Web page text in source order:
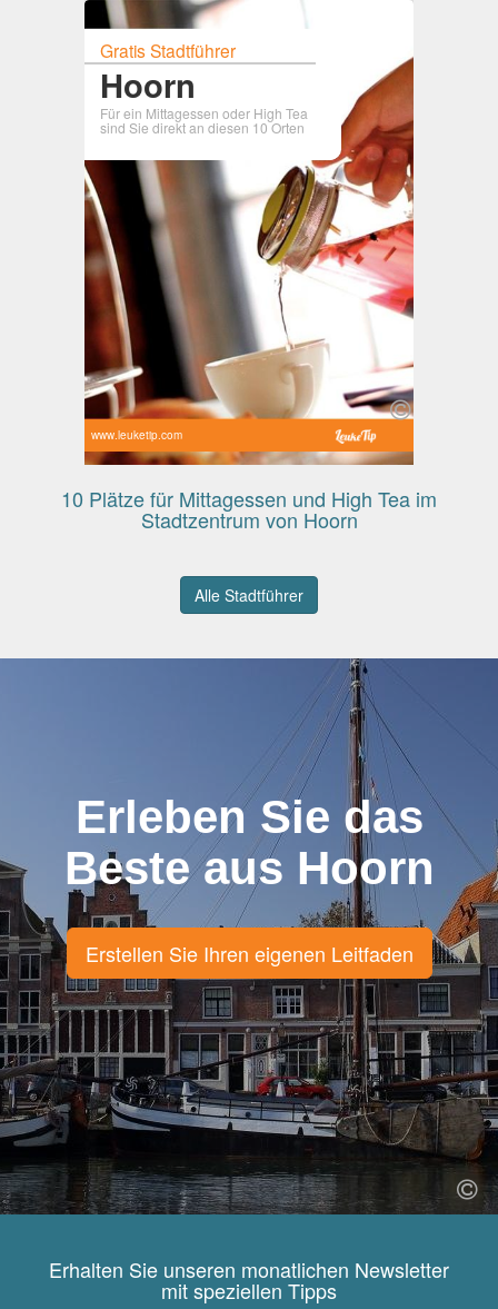
Gratis Stadtführer
Hoorn
Für ein Mittagessen oder High Tea
sind Sie direkt an diesen 10 Orten
www.leuketip.com
10 Plätze für Mittagessen und High Tea im
Stadtzentrum von Hoorn
Alle Stadtführer
Erleben Sie das
Beste aus Hoorn
Erstellen Sie Ihren eigenen Leitfaden
Erhalten Sie unseren monatlichen Newsletter
mit speziellen Tipps